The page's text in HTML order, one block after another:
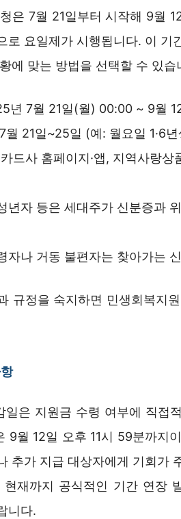
은 7월 21일부터 시작해 9월
로 요일제가 시행됩니다. 이 기
에 맞는 방법을 선택할 수 있습
년 7월 21일(월) 00:00 ~ 9월
월 21일~25일 (예: 월요일 1·6
드사 홈페이지·앱, 지역사랑
년자 등은 세대주가 신분증과
자나 거동 불편자는 찾아가는
규정을 숙지하면 민생회복지
일은 지원금 수령 여부에 직접
9월 12일 오후 11시 59분까지
추가 지급 대상자에게 기회가
현재까지 공식적인 기간 연장
니다.